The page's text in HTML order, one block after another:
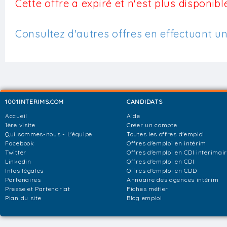
Cette offre a expiré et n'est plus
Consultez d'autres offres en effectuant
1001INTERIMS.COM
Accueil
1ère visite
Qui sommes-nous - L'équipe
Facebook
Twitter
Linkedin
Infos légales
Partenaires
Presse et Partenariat
Plan du site
CANDIDATS
Aide
Créer un compte
Toutes les offres d'emploi
Offres d'emploi en intérim
Offres d'emploi en CDI
Offres d'emploi en CDI
Offres d'emploi en CDD
Annuaire des agences intérim
Fiches métier
Blog emploi